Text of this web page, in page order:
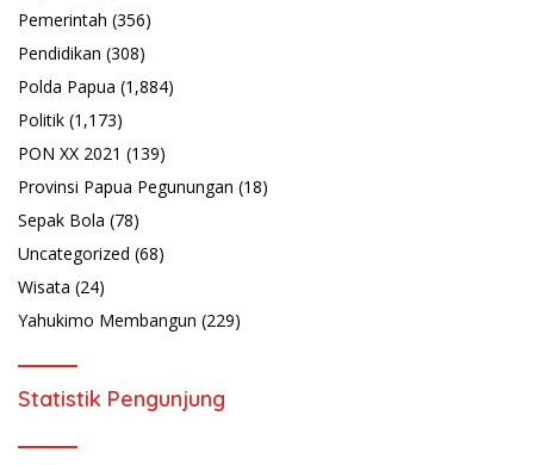
Pemerintah (356)
Pendidikan (308)
Polda Papua (1,884)
Politik (1,173)
PON XX 2021 (139)
Provinsi Papua Pegunungan (18)
Sepak Bola (78)
Uncategorized (68)
Wisata (24)
Yahukimo Membangun (229)
Statistik Pengunjung